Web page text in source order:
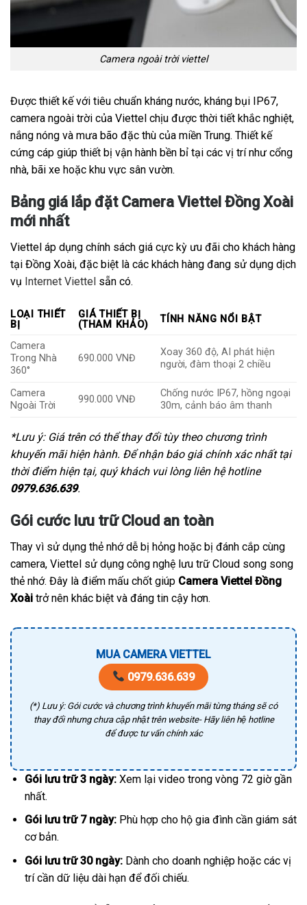
Camera ngoài trời viettel
Được thiết kế với tiêu chuẩn kháng nước, kháng bụi IP67,
camera ngoài trời của Viettel chịu được thời tiết khắc nghiệt,
nắng nóng và mưa bão đặc thù của miền Trung. Thiết kế
cứng cáp giúp thiết bị vận hành bền bỉ tại các vị trí như cổng
nhà, bãi xe hoặc khu vực sân vườn.
Bảng giá lắp đặt Camera Viettel Đồng Xoài
mới nhất
Viettel áp dụng chính sách giá cực kỳ ưu đãi cho khách hàng
tại Đồng Xoài, đặc biệt là các khách hàng đang sử dụng dịch
vụ Internet Viettel sẵn có.
LOẠI THIẾT
BỊ
GIÁ THIẾT BỊ
(THAM KHẢO)
TÍNH NĂNG NỔI BẬT
Camera
Trong Nhà
360°
690.000 VNĐ
Xoay 360 độ, AI phát hiện
người, đàm thoại 2 chiều
Camera
Ngoài Trời
990.000 VNĐ
Chống nước IP67, hồng ngoại
30m, cảnh báo âm thanh
*Lưu ý: Giá trên có thể thay đổi tùy theo chương trình
khuyến mãi hiện hành. Để nhận báo giá chính xác nhất tại
thời điểm hiện tại, quý khách vui lòng liên hệ hotline
0979.636.639.
Gói cước lưu trữ Cloud an toàn
Thay vì sử dụng thẻ nhớ dễ bị hỏng hoặc bị đánh cắp cùng
camera, Viettel sử dụng công nghệ lưu trữ Cloud song song
thẻ nhớ. Đây là điểm mấu chốt giúp Camera Viettel Đồng
Xoài trở nên khác biệt và đáng tin cậy hơn.
MUA CAMERA VIETTEL
0979.636.639
(*) Lưu ý: Gói cước và chương trình khuyến mãi từng tháng sẽ có
thay đổi nhưng chưa cập nhật trên website- Hãy liên hệ hotline
để được tư vấn chính xác
Gói lưu trữ 3 ngày:Xem lại video trong vòng 72 giờ gần
nhất.
Gói lưu trữ 7 ngày:Phù hợp cho hộ gia đình cần giám sát
cơ bản.
Gói lưu trữ 30 ngày:Dành cho doanh nghiệp hoặc các vị
trí cần dữ liệu dài hạn để đối chiếu.